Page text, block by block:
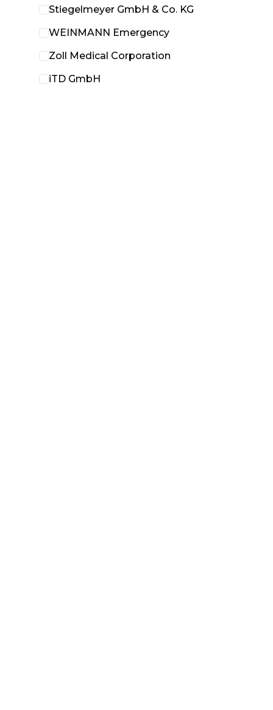
Stiegelmeyer GmbH & Co. KG
WEINMANN Emergency
Zoll Medical Corporation
iTD GmbH